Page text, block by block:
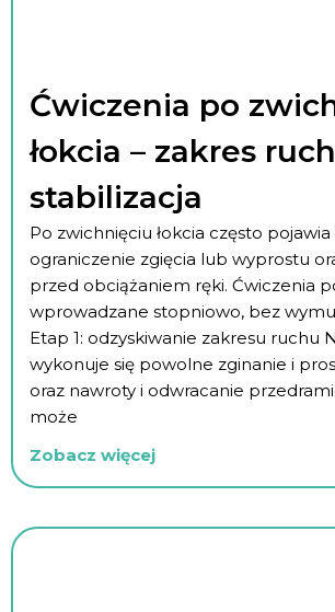
Ćwiczenia po
łokcia – zakres
stabilizacja
Po zwichnięciu łokcia często pojawia
ograniczenie zgięcia lub wyprostu
przed obciążaniem ręki. Ćwiczenia
wprowadzane stopniowo, bez
Etap 1: odzyskiwanie zakresu ruchu
wykonuje się powolne zginanie i
oraz nawroty i odwracanie
może
Zobacz więcej